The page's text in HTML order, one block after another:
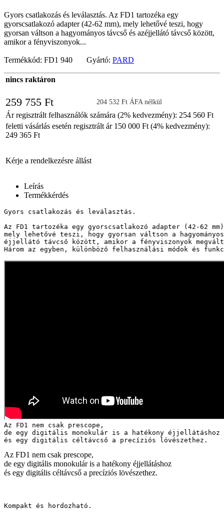
Gyors csatlakozás és leválasztás. Az FD1 tartozéka egy
gyorscsatlakozó adapter (42-62 mm), mely lehetővé teszi, hogy
gyorsan váltson a hagyományos távcső és azéjjellátó távcső között,
amikor a fényviszonyok...
Termékkód: FD1 940 Gyártó: PARD
nincs raktáron
259 755 Ft 204 532 Ft ÁFA nélkül
Ár regisztrált felhasználók számára (2% kedvezmény): 254 560 Ft
feletti vásárlás esetén regisztrált ár 150 000 Ft (4% kedvezmény):
249 365 Ft
Kérje a rendelkezésre állást
Leírás
Termékkérdés
Gyors csatlakozás és leválasztás.
Az FD1 tartozéka egy gyorscsatlakozó adapter (42-62
mely lehetővé teszi, hogy gyorsan váltson a
éjjellátó távcső között, amikor a fényviszonyok
Három az egyben, különböző felhasználási módok és
Az FD1 nem csak prescope,
de egy digitális monokulár is a hatékony éjjellátáshoz
és egy digitális céltávcső a precíziós lövészethez.
Az FD1 nem csak prescope,
de egy digitális monokulár is a hatékony éjjellátáshoz
és egy digitális céltávcső a precíziós lövészethez.
Kompakt és hordozható.